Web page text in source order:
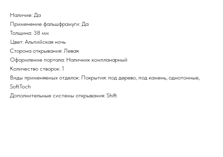
Наличие: Да
Применение фальшфрамуги: Да
Толщина: 38 мм
Цвет: Альпийская ночь
Сторона открывания: Левая
Оформление портала: Наличник компланарный
Количество створок: 1
Виды применяемых отделок: Покрытия: под дерево, под камень, однотонные,
SoftToch
Дополнительные системы открывания: Shift